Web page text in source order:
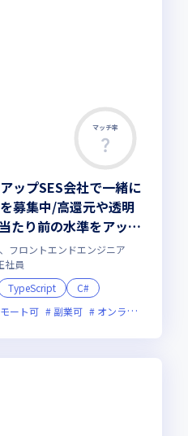
マッチ率
ップSES会社で一緒に
募集中/高還元や透明
たり前の水準をアップ
フロントエンドエンジニア
社員
TypeScript
C#
ート可 副業可 オンライン選考可